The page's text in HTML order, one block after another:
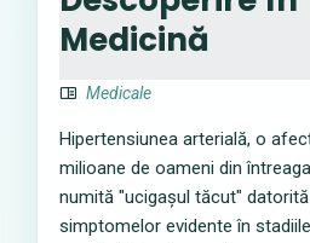
Medicină
Medicale
Hipertensiunea arterială, o
milioane de oameni din
numită "ucigașul tăcut"
simptomelor evidente în